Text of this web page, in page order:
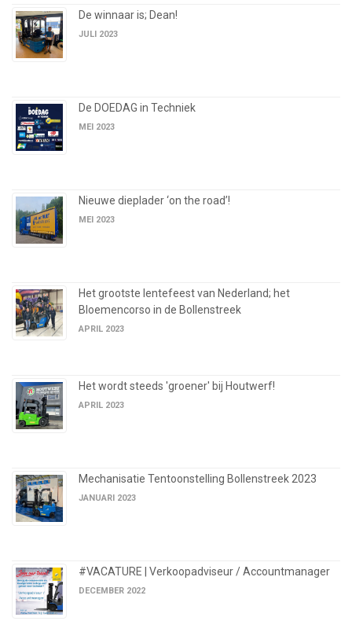
De winnaar is; Dean!
JULI 2023
De DOEDAG in Techniek
MEI 2023
Nieuwe dieplader ‘on the road’!
MEI 2023
Het grootste lentefeest van Nederland; het
Bloemencorso in de Bollenstreek
APRIL 2023
Het wordt steeds 'groener' bij Houtwerf!
APRIL 2023
Mechanisatie Tentoonstelling Bollenstreek 2023
JANUARI 2023
#VACATURE | Verkoopadviseur / Accountmanager
DECEMBER 2022